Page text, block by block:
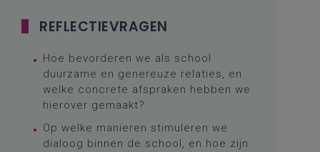
REFLECTIEVRAGEN
Hoe bevorderen we als school
duurzame en genereuze relaties, en
welke concrete afspraken hebben we
hierover gemaakt?
Op welke manieren stimuleren we
dialoog binnen de school, en hoe zijn